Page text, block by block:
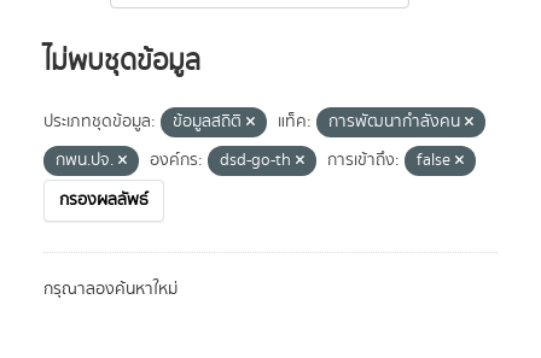
ไม่พบชุดข้อมูล
ประเภทชุดข้อมูล: ข้อมูลสถิติ แท็ค:
การพัฒนากำลังคน
กพน.ปจ.
องค์กร: dsd-go-th การเข้าถึง:
false
กรองผลลัพธ์
กรุณาลองค้นหาใหม่